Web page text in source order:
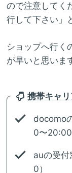
ので注意してく
行して下さい」
ショップへ行く
が早いと思いま
携帯キャ
docomo
0〜20:00
auの受付
0）